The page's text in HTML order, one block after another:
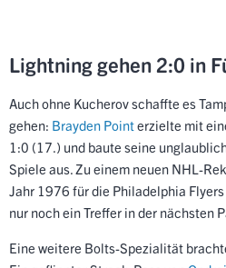
Lightning gehen 2:0 in
Auch ohne Kucherov schaffte es
gehen: Brayden Pointerzielte mit
1:0 (17.) und baute seine
Spiele aus. Zu einem neuen NHL-
Jahr 1976 für die Philadelphia
nur noch ein Treffer in der nächsten
Eine weitere Bolts-Spezialität